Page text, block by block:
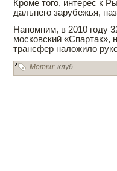
Кроме того, интерес к
дальнего зарубежья,
Напомним, в 2010 году
московский «Спартак»,
трансфер наложило
Метки: клуб